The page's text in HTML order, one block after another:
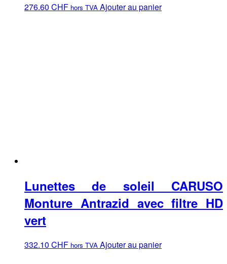
276.60 CHF hors TVA Ajouter au panier
Lunettes de soleil CARUSO
Monture Antrazid avec filtre HD
vert
332.10 CHF hors TVA Ajouter au panier